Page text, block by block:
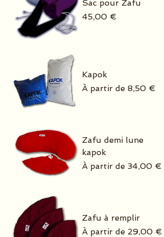
Sac pour Zafu
Prix
45,00 €
Kapok
À partir de 8,50 €
Prix promotionnel
Zafu demi lune
kapok
À partir de 34,00 €
Prix promotionnel
Zafu à remplir
À partir de 29,00 €
Prix promotionnel